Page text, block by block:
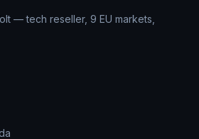
— tech reseller, 9 EU markets,